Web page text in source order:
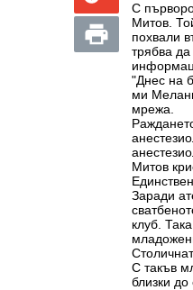
С
Митов.
похвали
трябва
"Днес на
ми
мрежа.
Митов
Заради
клуб.
С такъв
близки